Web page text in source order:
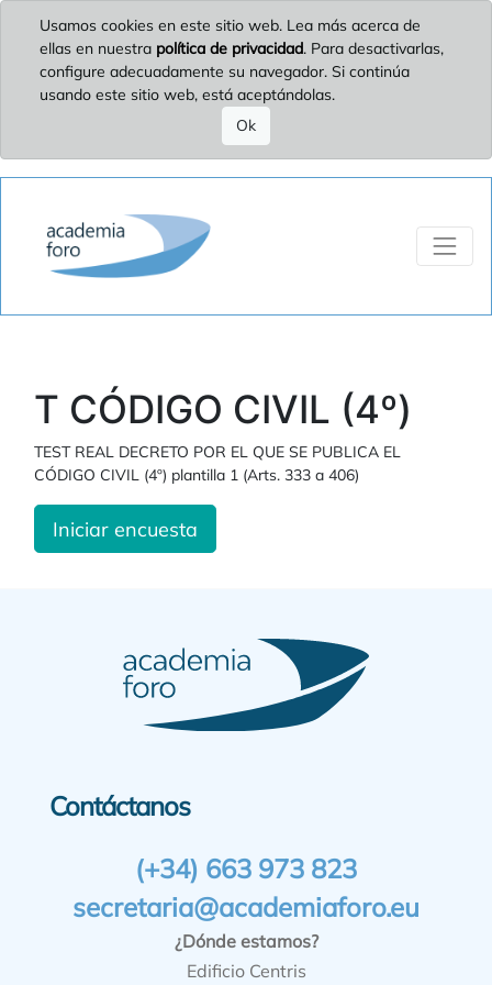
Usamos cookies en este sitio web. Lea más acerca de
ellas en nuestra política de privacidad. Para desactivarlas,
configure adecuadamente su navegador. Si continúa
usando este sitio web, está aceptándolas.
Ok
T CÓDIGO CIVIL (4º)
TEST REAL DECRETO POR EL QUE SE PUBLICA EL
CÓDIGO CIVIL (4º) plantilla 1 (Arts. 333 a 406)
Iniciar encuesta
Contáctanos
(+34) 663 973 823
secretaria@academiaforo.eu
¿Dónde estamos?
Edificio Centris